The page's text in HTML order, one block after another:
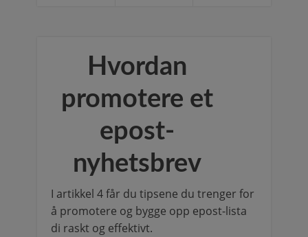
Hvordan
promotere et
epost-
nyhetsbrev
I artikkel 4 får du tipsene du trenger for
å promotere og bygge opp epost-lista
di raskt og effektivt.